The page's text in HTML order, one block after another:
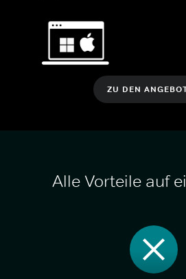
ZU DEN
Alle Vorteile auf